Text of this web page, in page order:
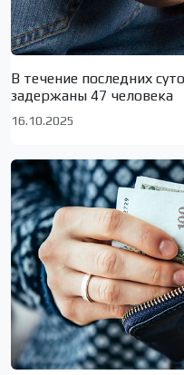
В течение последних
задержаны 47 человека
16.10.2025